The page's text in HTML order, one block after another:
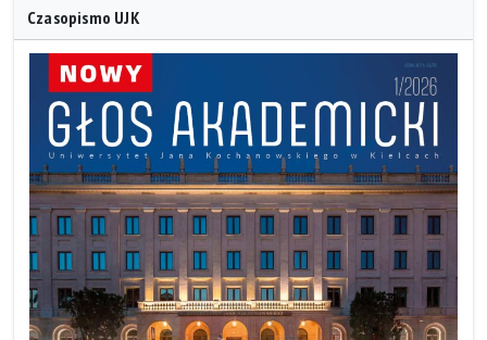
Czasopismo UJK